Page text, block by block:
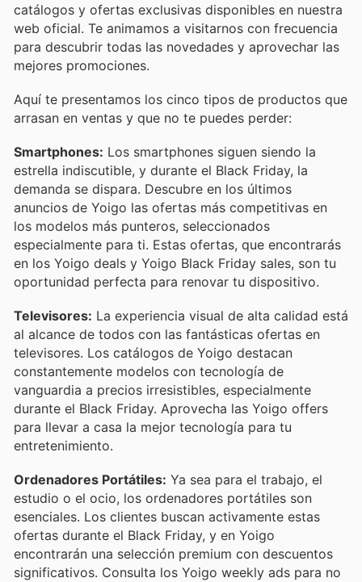
catálogos y ofertas exclusivas disponibles en nuestra
web oficial. Te animamos a visitarnos con frecuencia
para descubrir todas las novedades y aprovechar las
mejores promociones.
Aquí te presentamos los cinco tipos de productos que
arrasan en ventas y que no te puedes perder:
Smartphones: Los smartphones siguen siendo la
estrella indiscutible, y durante el Black Friday, la
demanda se dispara. Descubre en los últimos
anuncios de Yoigo las ofertas más competitivas en
los modelos más punteros, seleccionados
especialmente para ti. Estas ofertas, que encontrarás
en los Yoigo deals y Yoigo Black Friday sales, son tu
oportunidad perfecta para renovar tu dispositivo.
Televisores: La experiencia visual de alta calidad está
al alcance de todos con las fantásticas ofertas en
televisores. Los catálogos de Yoigo destacan
constantemente modelos con tecnología de
vanguardia a precios irresistibles, especialmente
durante el Black Friday. Aprovecha las Yoigo offers
para llevar a casa la mejor tecnología para tu
entretenimiento.
Ordenadores Portátiles: Ya sea para el trabajo, el
estudio o el ocio, los ordenadores portátiles son
esenciales. Los clientes buscan activamente estas
ofertas durante el Black Friday, y en Yoigo
encontrarán una selección premium con descuentos
significativos. Consulta los Yoigo weekly ads para no